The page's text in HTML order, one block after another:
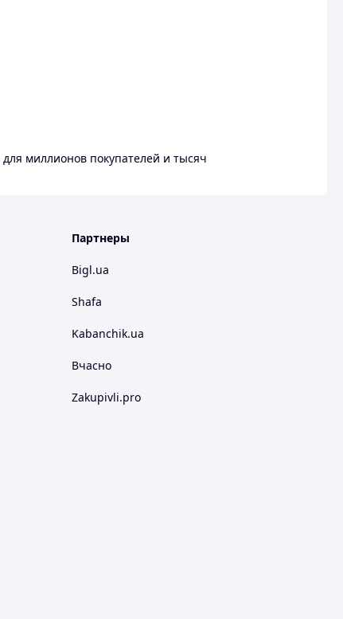
миллионов покупателей и тысяч
Партнеры
Bigl.ua
Shafa
Kabanchik.ua
Вчасно
Zakupivli.pro